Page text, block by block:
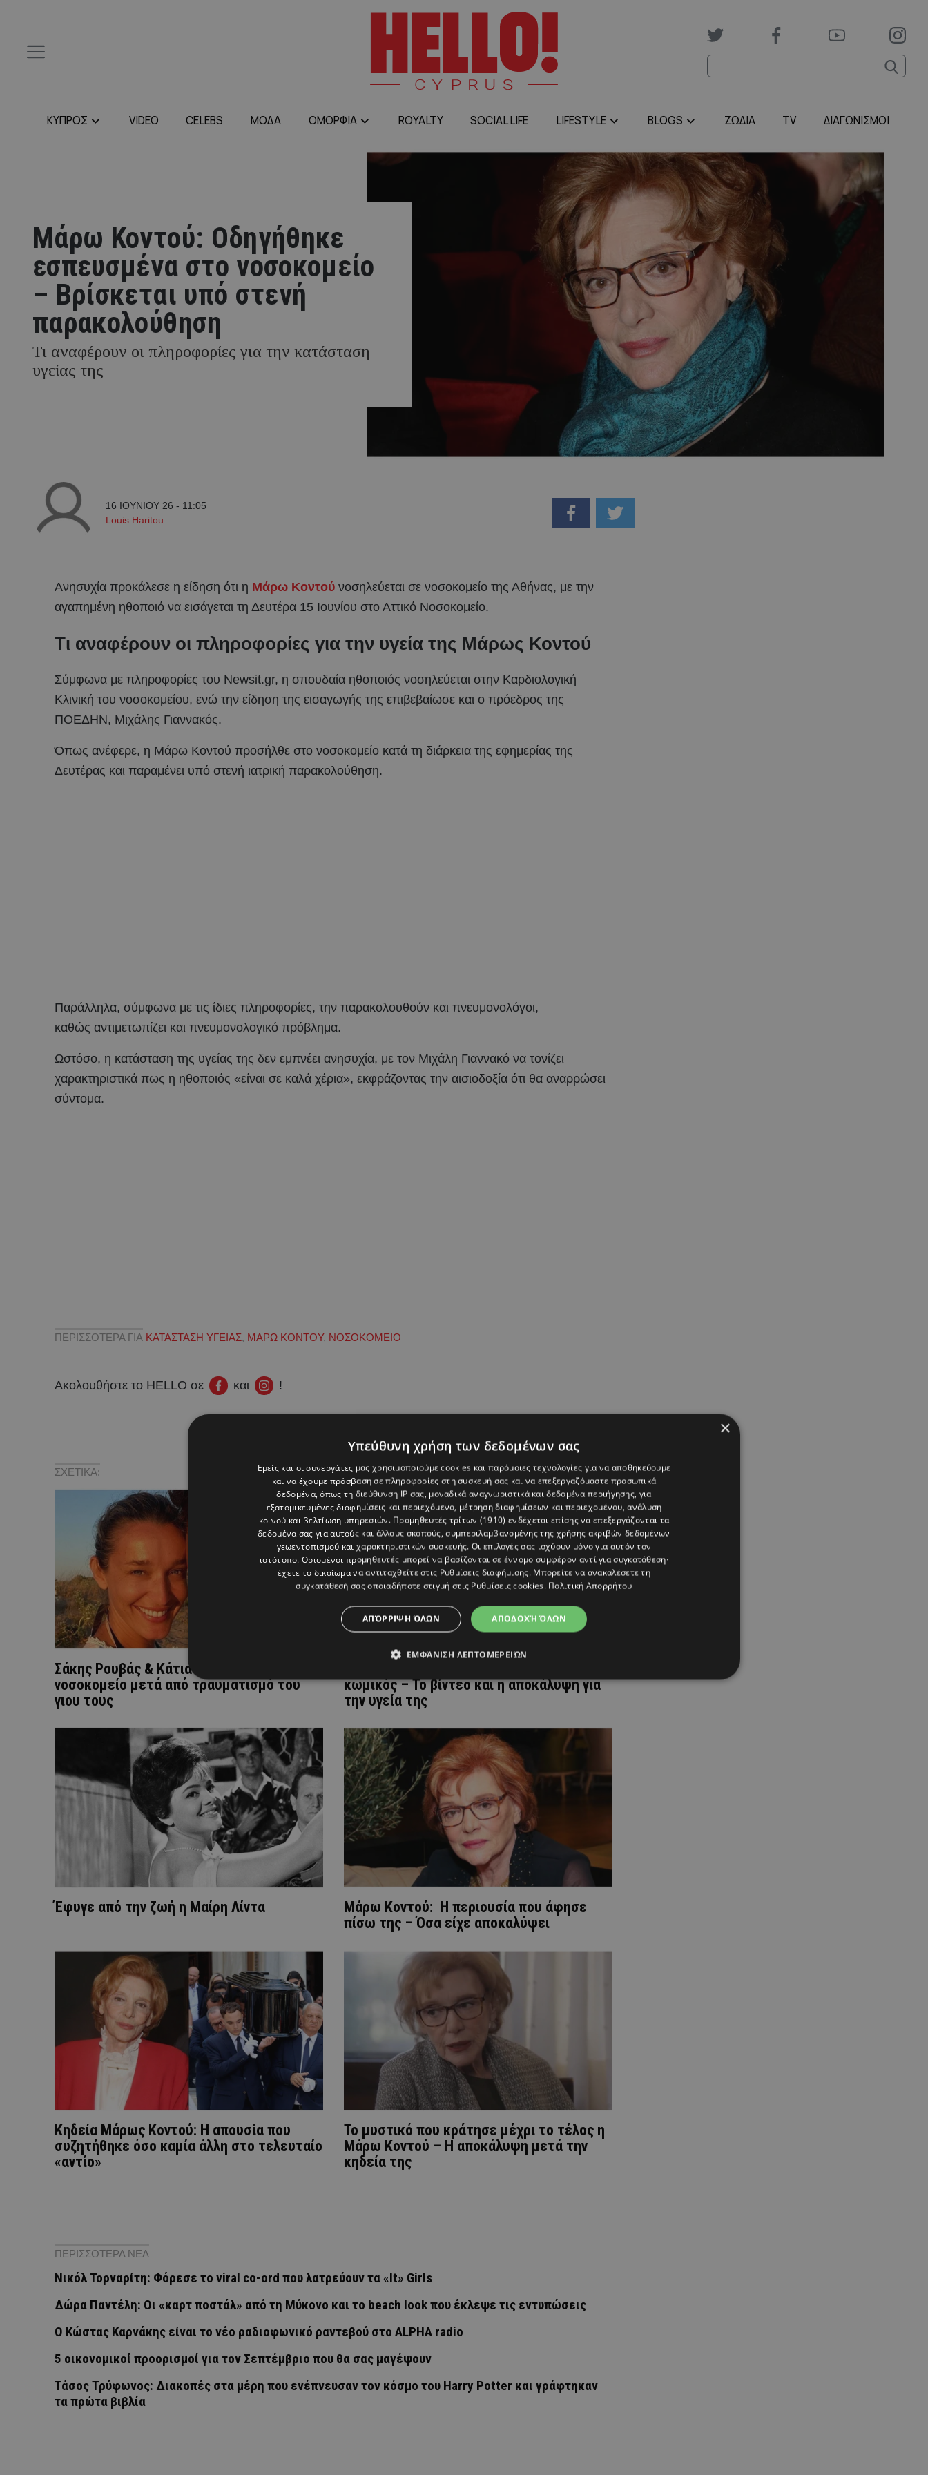
ΚΥΠΡΟΣ VIDEO CELEBS ΜΟΔΑ ΟΜΟΡΦΙΑ ROYALTY SOCIAL LIFE LIFESTYLE BLOGS ΖΩΔΙΑ TV ΔΙΑΓΩΝΙΣΜΟΙ
Μάρω Κοντού: Οδηγήθηκε
εσπευσμένα στο νοσοκομείο
– Βρίσκεται υπό στενή
παρακολούθηση
Τι αναφέρουν οι πληροφορίες για την κατάσταση
υγείας της
16 ΙΟΥΝΙΟΥ 26 - 11:05
Louis Haritou
Ανησυχία προκάλεσε η είδηση ότι η Μάρω Κοντού νοσηλεύεται σε νοσοκομείο της Αθήνας, με την
αγαπημένη ηθοποιό να εισάγεται τη Δευτέρα 15 Ιουνίου στο Αττικό Νοσοκομείο.
Τι αναφέρουν οι πληροφορίες για την υγεία της Μάρως Κοντού
Σύμφωνα με πληροφορίες του Newsit.gr, η σπουδαία ηθοποιός νοσηλεύεται στην Καρδιολογική
Κλινική του νοσοκομείου, ενώ την είδηση της εισαγωγής της επιβεβαίωσε και ο πρόεδρος της
ΠΟΕΔΗΝ, Μιχάλης Γιαννακός.
Όπως ανέφερε, η Μάρω Κοντού προσήλθε στο νοσοκομείο κατά τη διάρκεια της εφημερίας της
Δευτέρας και παραμένει υπό στενή ιατρική παρακολούθηση.
Παράλληλα, σύμφωνα με τις ίδιες πληροφορίες, την παρακολουθούν και πνευμονολόγοι,
καθώς αντιμετωπίζει και πνευμονολογικό πρόβλημα.
Ωστόσο, η κατάσταση της υγείας της δεν εμπνέει ανησυχία, με τον Μιχάλη Γιαννακό να τονίζει
χαρακτηριστικά πως η ηθοποιός «είναι σε καλά χέρια», εκφράζοντας την αισιοδοξία ότι θα αναρρώσει
σύντομα.
ΠΕΡΙΣΣΟΤΕΡΑ ΓΙΑ ΚΑΤΑΣΤΑΣΗ ΥΓΕΙΑΣ, ΜΑΡΩ ΚΟΝΤΟΥ, ΝΟΣΟΚΟΜΕΙΟ
Ακολουθήστε το HELLO σε και !
ΣΧΕΤΙΚΑ:
Σάκης Ρουβάς & Κάτια Ζυγούλη: Στο
νοσοκομείο μετά από τραυματισμό του
γιου τους
κωμικός – Το βίντεο και η αποκάλυψη για
την υγεία της
Έφυγε από την ζωή η Μαίρη Λίντα
Μάρω Κοντού: Η περιουσία που άφησε
πίσω της – Όσα είχε αποκαλύψει
Κηδεία Μάρως Κοντού: Η απουσία που
συζητήθηκε όσο καμία άλλη στο τελευταίο
«αντίο»
Το μυστικό που κράτησε μέχρι το τέλος η
Μάρω Κοντού – Η αποκάλυψη μετά την
κηδεία της
ΠΕΡΙΣΣΟΤΕΡΑ ΝΕΑ
Νικόλ Τορναρίτη: Φόρεσε το viral co-ord που λατρεύουν τα «It» Girls
Δώρα Παντέλη: Οι «καρτ ποστάλ» από τη Μύκονο και το beach look που έκλεψε τις εντυπώσεις
Ο Κώστας Καρνάκης είναι το νέο ραδιοφωνικό ραντεβού στο ALPHA radio
5 οικονομικοί προορισμοί για τον Σεπτέμβριο που θα σας μαγέψουν
Τάσος Τρύφωνος: Διακοπές στα μέρη που ενέπνευσαν τον κόσμο του Harry Potter και γράφτηκαν
τα πρώτα βιβλία
×
Υπεύθυνη χρήση των δεδομένων σας
Εμείς και οι συνεργάτες μας χρησιμοποιούμε cookies και παρόμοιες τεχνολογίες για να αποθηκεύουμε
και να έχουμε πρόσβαση σε πληροφορίες στη συσκευή σας και να επεξεργαζόμαστε προσωπικά
δεδομένα, όπως τη διεύθυνση IP σας, μοναδικά αναγνωριστικά και δεδομένα περιήγησης, για
εξατομικευμένες διαφημίσεις και περιεχόμενο, μέτρηση διαφημίσεων και περιεχομένου, ανάλυση
κοινού και βελτίωση υπηρεσιών. Προμηθευτές τρίτων (1910) ενδέχεται επίσης να επεξεργάζονται τα
δεδομένα σας για αυτούς και άλλους σκοπούς, συμπεριλαμβανομένης της χρήσης ακριβών δεδομένων
γεωεντοπισμού και χαρακτηριστικών συσκευής. Οι επιλογές σας ισχύουν μόνο για αυτόν τον
ιστότοπο. Ορισμένοι προμηθευτές μπορεί να βασίζονται σε έννομο συμφέρον αντί για συγκατάθεση·
έχετε το δικαίωμα να αντιταχθείτε στις Ρυθμίσεις διαφήμισης. Μπορείτε να ανακαλέσετε τη
συγκατάθεσή σας οποιαδήποτε στιγμή στις Ρυθμίσεις cookies. Πολιτική Απορρήτου
ΑΠΟΔΟΧΉ ΌΛΩΝ
ΑΠΌΡΡΙΨΗ ΌΛΩΝ
ΕΜΦΆΝΙΣΗ ΛΕΠΤΟΜΕΡΕΙΏΝ